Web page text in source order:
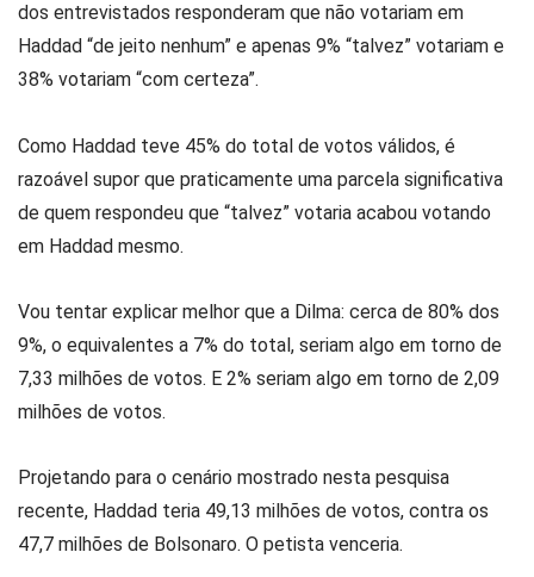
dos entrevistados responderam que não votariam em
Haddad “de jeito nenhum” e apenas 9% “talvez” votariam e
38% votariam “com certeza”.
Como Haddad teve 45% do total de votos válidos, é
razoável supor que praticamente uma parcela significativa
de quem respondeu que “talvez” votaria acabou votando
em Haddad mesmo.
Vou tentar explicar melhor que a Dilma: cerca de 80% dos
9%, o equivalentes a 7% do total, seriam algo em torno de
7,33 milhões de votos. E 2% seriam algo em torno de 2,09
milhões de votos.
Projetando para o cenário mostrado nesta pesquisa
recente, Haddad teria 49,13 milhões de votos, contra os
47,7 milhões de Bolsonaro. O petista venceria.